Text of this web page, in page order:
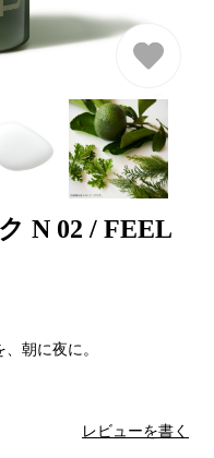
N 02 / FEEL
朝に夜に。
レビューを書く